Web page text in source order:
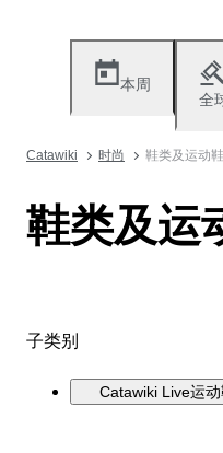
本周
全
Catawiki 时尚 鞋类及运动鞋
鞋类及运
子类别
Catawiki Live运